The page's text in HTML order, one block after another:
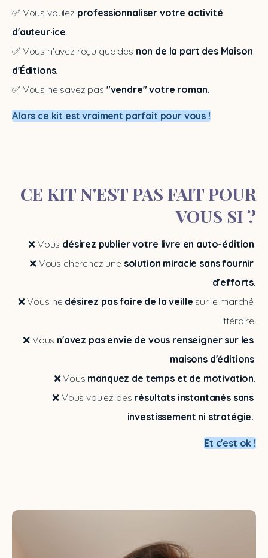
✅ Vous voulez professionnaliser votre activité
d'auteur·ice.
✅ Vous n'avez reçu que des non de la part des Maison
d'Éditions.
✅ Vous ne savez pas "vendre" votre roman.
Alors ce kit est vraiment parfait pour vous !
CE KIT N'EST PAS FAIT POUR
VOUS SI ?
❌ Vous désirez publier votre livre en auto-édition.
❌ Vous cherchez une solution miracle sans fournir
d’efforts.
❌ Vous ne désirez pas faire de la veille sur le marché
littéraire.
❌ Vous n'avez pas envie de vous renseigner sur les
maisons d'éditions.
❌ Vous manquez de temps et de motivation.
❌ Vous voulez des résultats instantanés sans
investissement ni stratégie.
Et c'est ok !